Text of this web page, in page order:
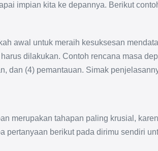
impian kita ke depannya. Berikut
awal untuk meraih kesuksesan
dilakukan. Contoh rencana masa
dan (4) pemantauan. Simak
merupakan tahapan paling krusial,
pertanyaan berikut pada dirimu sendiri